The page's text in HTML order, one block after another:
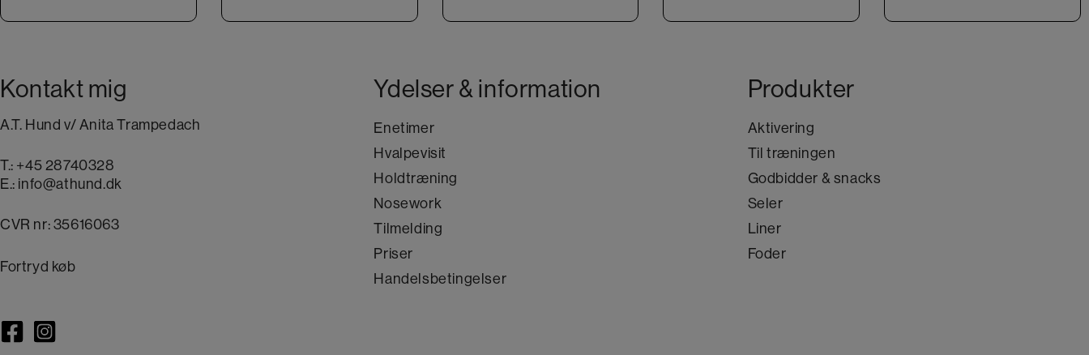
Kontakt mig
A.T. Hund v/ Anita Trampedach
T.: +45 28740328
E.: info@athund.dk
CVR nr: 35616063
Fortryd køb
Ydelser & information
Enetimer
Hvalpevisit
Holdtræning
Nosework
Tilmelding
Priser
Handelsbetingelser
Produkter
Aktivering
Til træningen
Godbidder & snacks
Seler
Liner
Foder